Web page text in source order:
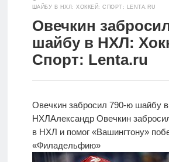
Документы
Контакты
Родителям
О
нас
ШАЙБУ В НХЛ: ХОККЕЙ: СПОРТ: LENTA.RU
Овечкин
шайбу в НХЛ:
Спорт: Lenta.ru
Овечкин забросил 790-ю шайбу в
НХЛАлександр Овечкин
в НХЛ и помог «Вашингтону»
«Филадельфию»